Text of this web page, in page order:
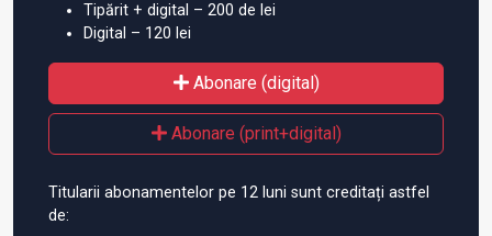
Tipărit + digital – 200 de lei
Digital – 120 lei
Abonare (digital)
Abonare (print+digital)
Titularii abonamentelor pe 12 luni sunt creditați astfel
de: